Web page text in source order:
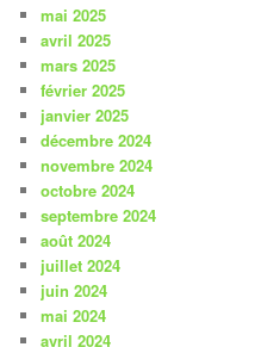
mai 2025
avril 2025
mars 2025
février 2025
janvier 2025
décembre 2024
novembre 2024
octobre 2024
septembre 2024
août 2024
juillet 2024
juin 2024
mai 2024
avril 2024